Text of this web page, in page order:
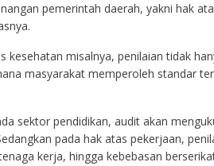
pemerintah daerah, yakni hak
kesehatan misalnya, penilaian tidak
masyarakat memperoleh standar
sektor pendidikan, audit akan
pada hak atas pekerjaan,
kerja, hingga kebebasan